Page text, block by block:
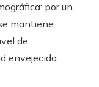
por un
mantiene
de
envejecida...